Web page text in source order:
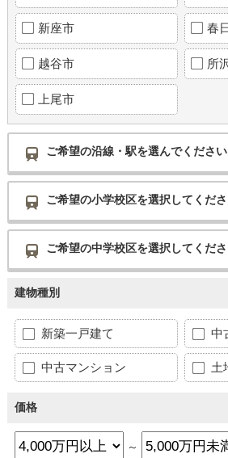
新座市 春
越谷市 所
上尾市
ご希望の沿線・駅を選んでください
ご希望の小学校区を選択してくだ
ご希望の中学校区を選択してくだ
建物種別
新築一戸建て 中
中古マンション 土
価格
～